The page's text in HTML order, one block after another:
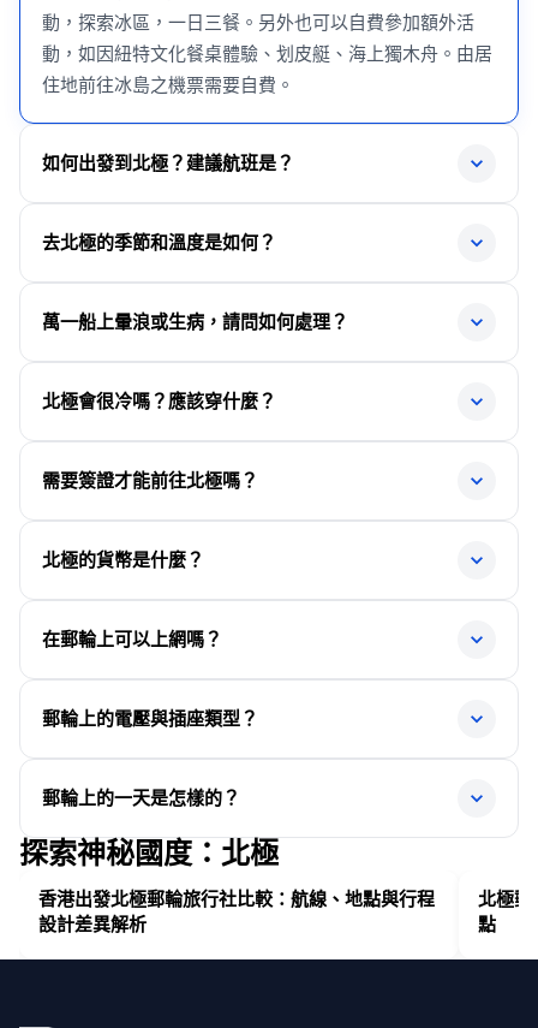
動，探索冰區，一日三餐。另外也可以自費參加額外活
動，如因紐特文化餐桌體驗、划皮艇、海上獨木舟。由居
住地前往冰島之機票需要自費。
如何出發到北極？建議航班是？
從冰島雷克雅維克(Reykjavík)出發，穿越丹麥海峽，前往
時醫療支援。如果你由香港和 DeWonder 團隊一起出發，
建議航班如下：
去程：
AY100 香港HKG 2055 – 赫爾辛基 HEL 0535 (+1)
回程：
AY994 雷克雅維克 KEF 1715 – 赫爾辛基 HEL 23:40
AY99 赫爾辛基 HEL 00:35 (+1) – 香港HKG 1740
去北極的季節和溫度是如何？
北極旅遊季節主要在5月至9月的北半球夏季，其中9月有
氣溫常在0°C至-10°C之間，晚間接近冰點
是觀賞北極光的最佳季節
風景壯麗，能欣賞雪原、冰層與極地野生動物
為了應對天氣變化，我們會提供：
極地外套
船上設有24小時醫療支援
船隻配備穩定器，可減低風浪影響
萬一船上暈浪或生病，請問如何處理？
船上有完善的醫療支援安排：
24小時都有醫療團隊駐守，可以即時協助減輕暈船不
適
建議出發前：
先諮詢個人醫生意見
準備防暈船藥物
北極會很冷嗎？應該穿什麼？
北極夏季（旅遊季節）則約0°C至-10°C。郵輪 Ocean
等。此外，基於安全考量，船上須穿著防滑、包覆性佳的
閉趾鞋（不可穿拖鞋、涼鞋或鬆脫式鞋履），以確保行走
時的安全性。
需要簽證才能前往北極嗎？
旅程起點為冰島雷克雅維克（Reykjavík, Iceland），我們
證。旅客應確保護照有效期至少 6 個月，並準備好回程機
票以供入境審查。
北極的貨幣是什麼？
北極沒有官方貨幣，在郵輪 Ocean Explorer 或
在郵輪上可以上網嗎？
可以，郵輪 Ocean Explorer 或 Ultramarine 提供 5 GB 免
接依賴衛星設備，可能會出現訊號減弱或短暫中斷的情
況。
郵輪上的電壓與插座類型？
關於郵輪上可使用的插座類型與電壓規格，相關資訊將於
郵輪上的一天是怎樣的？
北極旅程沒有固定的日程安排，因為
氣條件和野生動物的活動情況而調整 。船長與探險隊會靈
活規劃當日的活動，以確保旅客獲得最佳的極地體驗。
探索神秘國度：北極
香港出發北極郵輪旅行社比較：航線、地點與行程
設計差異解析
北極郵
點